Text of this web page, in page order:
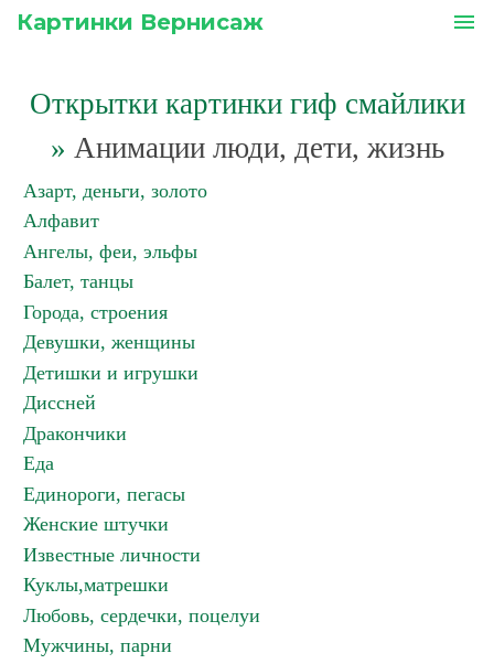
Картинки Вернисаж menu
Открытки картинки гиф смайлики
» Анимации люди, дети, жизнь
Азарт, деньги, золото
Алфавит
Ангелы, феи, эльфы
Балет, танцы
Города, строения
Девушки, женщины
Детишки и игрушки
Диссней
Дракончики
Еда
Единороги, пегасы
Женские штучки
Известные личности
Куклы,матрешки
Любовь, сердечки, поцелуи
Мужчины, парни